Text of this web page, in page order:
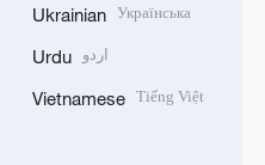
Ukrainian Українська
Urdu اردو
Vietnamese Tiếng Việt